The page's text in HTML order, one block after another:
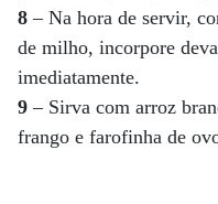
8 – Na hora de servir,
de milho, incorpore
imediatamente.
9 – Sirva com arroz
frango e farofinha de